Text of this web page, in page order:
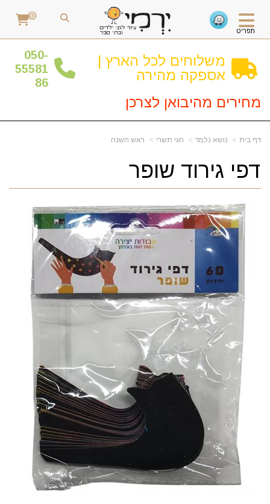
תפריט
0
משלוחים לכל הארץ |
אספקה מהירה
050-
55581
86
מחירים מהיבואן לצרכן
דף בית נושא נלמד חגי תשרי ראש השנה
דפי גירוד שופר